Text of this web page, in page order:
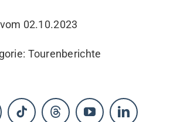
vom 02.10.2023
Tourenberichte